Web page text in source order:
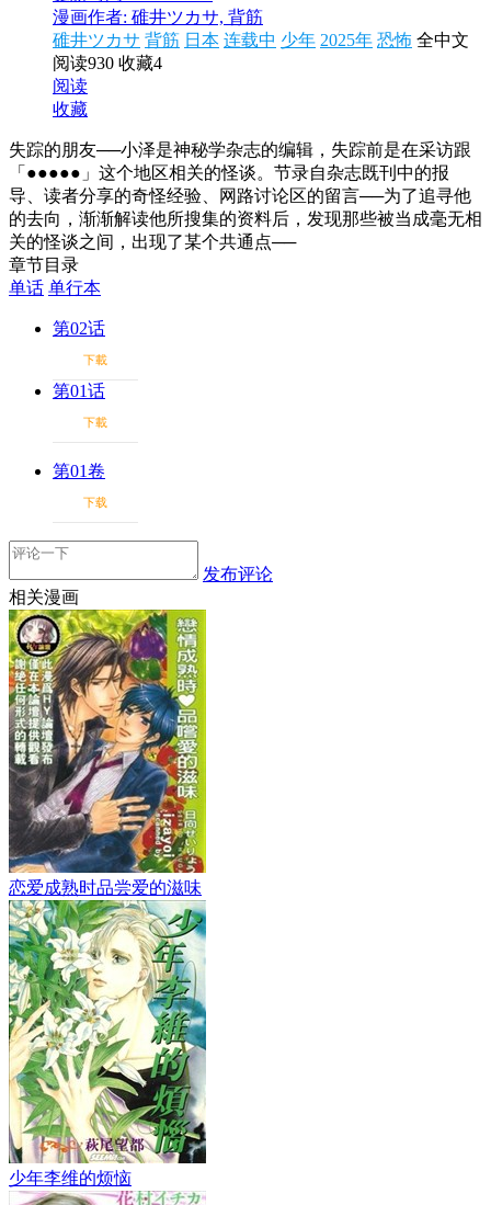
漫画作者: 碓井ツカサ, 背筋
碓井ツカサ 背筋 日本 连载中 少年 2025年 恐怖 全中文
阅读930 收藏4
阅读
收藏
失踪的朋友──小泽是神秘学杂志的编辑，失踪前是在采访跟
「●●●●●」这个地区相关的怪谈。节录自杂志既刊中的报
导、读者分享的奇怪经验、网路讨论区的留言──为了追寻他
的去向，渐渐解读他所搜集的资料后，发现那些被当成毫无相
关的怪谈之间，出现了某个共通点──
章节目录
单话 单行本
第02话
下載
第01话
下載
第01卷
下载
发布评论
相关漫画
恋爱成熟时品尝爱的滋味
少年李维的烦恼